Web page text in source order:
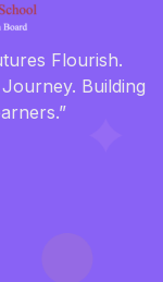
Flourish.
Building